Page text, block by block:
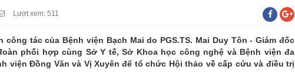
Lượt xem: 511
tác của Bệnh viện Bạch Mai do PGS.TS. Mai Duy Tôn - Giám đốc
phối hợp cùng Sở Y tế, Sở Khoa học công nghệ và Bệnh viện đa
viện Đồng Văn và Vị Xuyên để tổ chức Hội thảo về cấp cứu và điều trị